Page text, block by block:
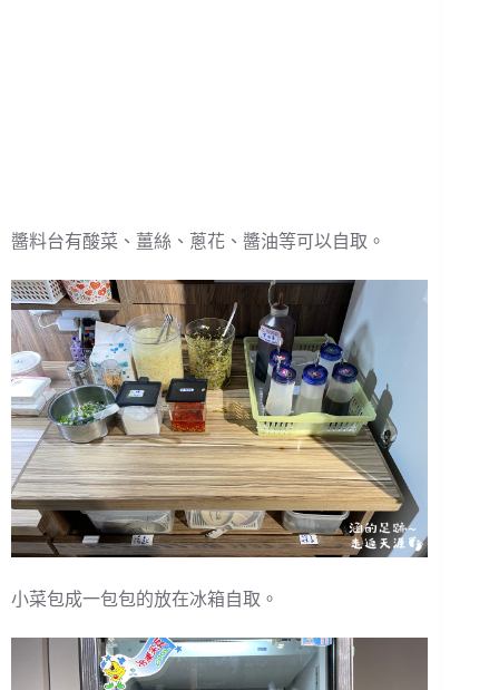
醬料台有酸菜、薑絲、蔥花、醬油等可以自取。
小菜包成一包包的放在冰箱自取。